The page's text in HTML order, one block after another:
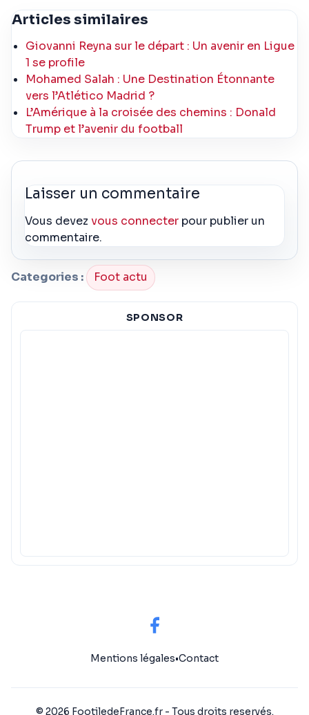
Articles similaires
Giovanni Reyna sur le départ : Un avenir en Ligue
1 se profile
Mohamed Salah : Une Destination Étonnante
vers l’Atlético Madrid ?
L’Amérique à la croisée des chemins : Donald
Trump et l’avenir du football
Laisser un commentaire
Vous devezvous connecter pour publier un
commentaire.
Categories : Foot actu
SPONSOR
Mentions légales•Contact
© 2026 FootiledeFrance.fr - Tous droits reservés.